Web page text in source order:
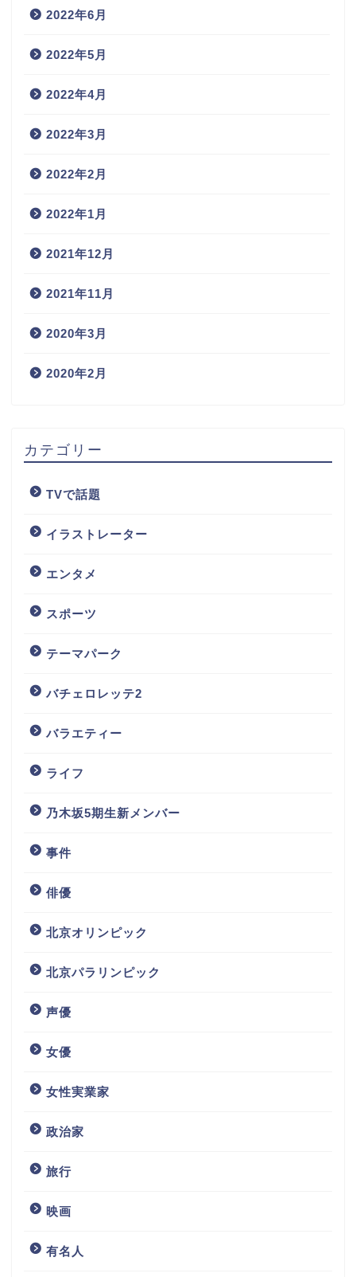
2022年6月
2022年5月
2022年4月
2022年3月
2022年2月
2022年1月
2021年12月
2021年11月
2020年3月
2020年2月
カテゴリー
TVで話題
イラストレーター
エンタメ
スポーツ
テーマパーク
バチェロレッテ2
バラエティー
ライフ
乃木坂5期生新メンバー
事件
俳優
北京オリンピック
北京パラリンピック
声優
女優
女性実業家
政治家
旅行
映画
有名人